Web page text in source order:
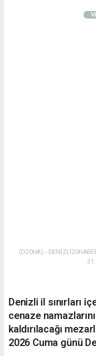
(D20HA) -
Denizli il sınırları
cenaze
kaldırılacağı
2026 Cuma günü